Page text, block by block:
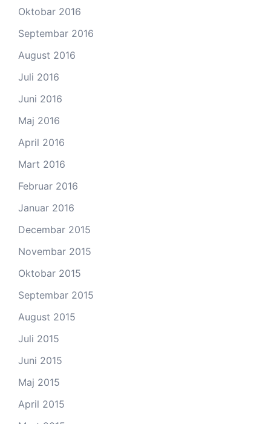
Oktobar 2016
Septembar 2016
August 2016
Juli 2016
Juni 2016
Maj 2016
April 2016
Mart 2016
Februar 2016
Januar 2016
Decembar 2015
Novembar 2015
Oktobar 2015
Septembar 2015
August 2015
Juli 2015
Juni 2015
Maj 2015
April 2015